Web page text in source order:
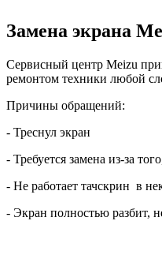
Замена экрана
Сервисный центр Meizu
ремонтом техники любой
Причины обращений:
- Треснул экран
- Требуется замена из-за
- Не работает тачскрин в
- Экран полностью разбит,